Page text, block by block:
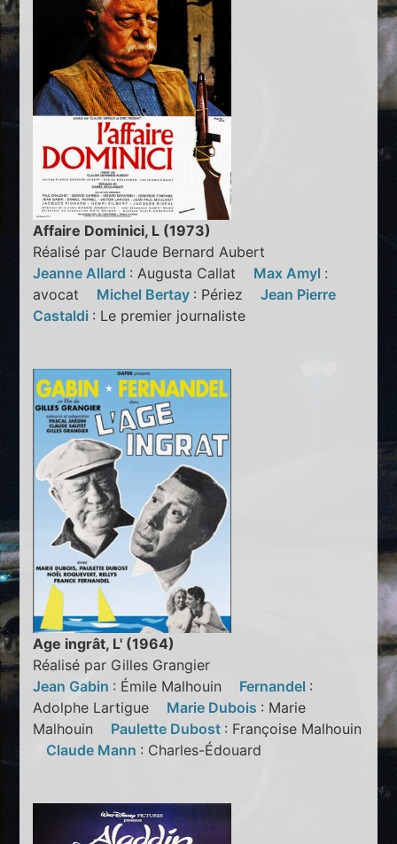
Affaire Dominici, L (1973)
Réalisé par Claude Bernard Aubert
Jeanne Allard : Augusta Callat Max Amyl :
avocat Michel Bertay : PériezJean Pierre
Castaldi : Le premier journaliste
Age ingrât, L' (1964)
Réalisé par Gilles Grangier
Jean Gabin : Émile Malhouin Fernandel :
Adolphe Lartigue Marie Dubois : Marie
Malhouin Paulette Dubost : Françoise Malhouin
Claude Mann : Charles-Édouard